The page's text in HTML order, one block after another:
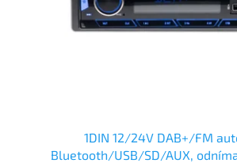
1DIN 12/24V DAB+/FM
Bluetooth/USB/SD/AUX,